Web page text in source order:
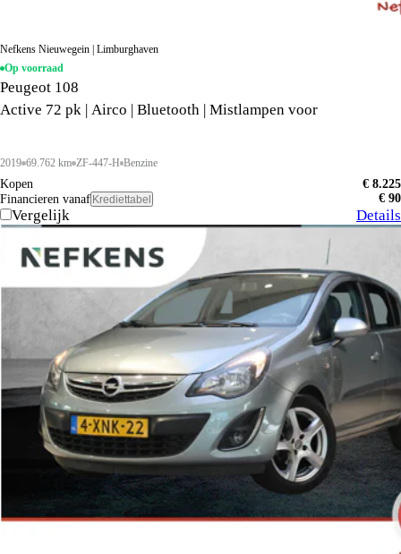
Nefkens Nieuwegein | Limburghaven
Op voorraad
Peugeot 108
Active 72 pk | Airco | Bluetooth | Mistlampen voor
2019 69.762 km ZF-447-H Benzine
Kopen
€ 8.225
Financieren vanaf Krediettabel € 90
Vergelijk Details